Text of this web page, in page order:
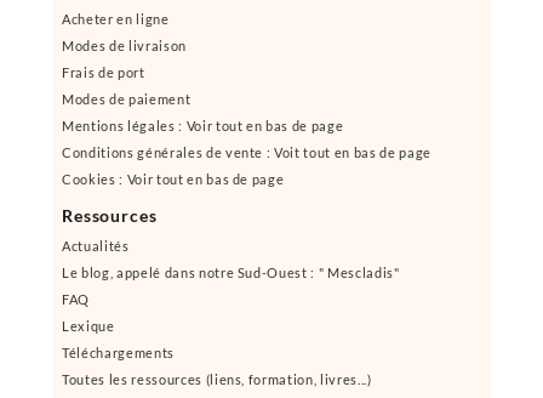
Acheter en ligne
Modes de livraison
Frais de port
Modes de paiement
Mentions légales : Voir tout en bas de page
Conditions générales de vente : Voit tout en bas de page
Cookies : Voir tout en bas de page
Ressources
Actualités
Le blog, appelé dans notre Sud-Ouest : " Mescladis"
FAQ
Lexique
Téléchargements
Toutes les ressources (liens, formation, livres...)